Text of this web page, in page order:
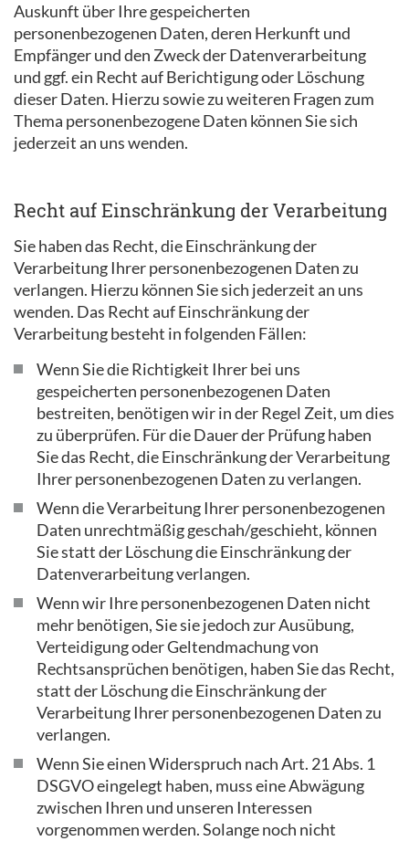
Auskunft über Ihre gespeicherten
personenbezogenen Daten, deren Herkunft und
Empfänger und den Zweck der Datenverarbeitung
und ggf. ein Recht auf Berichtigung oder Löschung
dieser Daten. Hierzu sowie zu weiteren Fragen zum
Thema personenbezogene Daten können Sie sich
jederzeit an uns wenden.
Recht auf Einschränkung der Verarbeitung
Sie haben das Recht, die Einschränkung der
Verarbeitung Ihrer personenbezogenen Daten zu
verlangen. Hierzu können Sie sich jederzeit an uns
wenden. Das Recht auf Einschränkung der
Verarbeitung besteht in folgenden Fällen:
Wenn Sie die Richtigkeit Ihrer bei uns
gespeicherten personenbezogenen Daten
bestreiten, benötigen wir in der Regel Zeit, um dies
zu überprüfen. Für die Dauer der Prüfung haben
Sie das Recht, die Einschränkung der Verarbeitung
Ihrer personenbezogenen Daten zu verlangen.
Wenn die Verarbeitung Ihrer personenbezogenen
Daten unrechtmäßig geschah/geschieht, können
Sie statt der Löschung die Einschränkung der
Datenverarbeitung verlangen.
Wenn wir Ihre personenbezogenen Daten nicht
mehr benötigen, Sie sie jedoch zur Ausübung,
Verteidigung oder Geltendmachung von
Rechtsansprüchen benötigen, haben Sie das Recht,
statt der Löschung die Einschränkung der
Verarbeitung Ihrer personenbezogenen Daten zu
verlangen.
Wenn Sie einen Widerspruch nach Art. 21 Abs. 1
DSGVO eingelegt haben, muss eine Abwägung
zwischen Ihren und unseren Interessen
vorgenommen werden. Solange noch nicht